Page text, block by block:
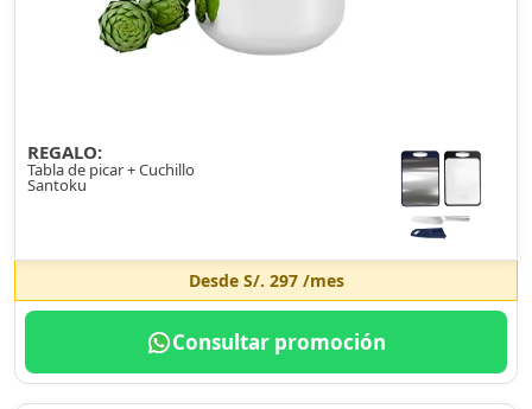
REGALO:
Tabla de picar + Cuchillo
Santoku
Desde S/. 297/mes
Consultar promoción